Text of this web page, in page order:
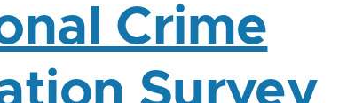
Crime
Survey